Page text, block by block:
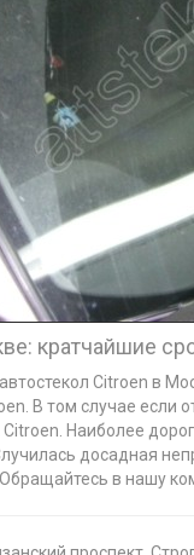
кратчайшие
Citroen в
В том случае если
Наиболее
досадная
в нашу